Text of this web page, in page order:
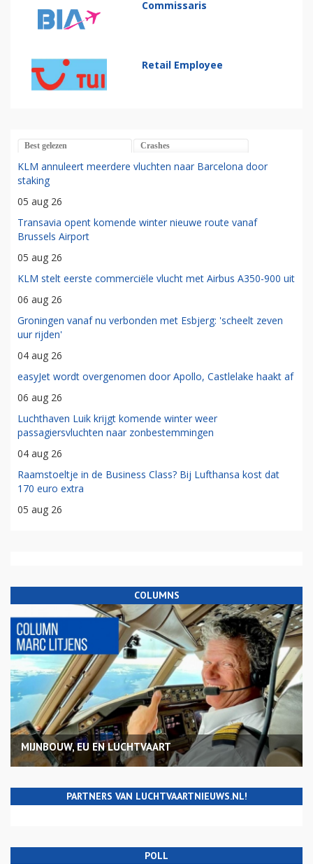
Commissaris
Retail Employee
Best gelezen Crashes
KLM annuleert meerdere vluchten naar Barcelona door
staking
05 aug 26
Transavia opent komende winter nieuwe route vanaf
Brussels Airport
05 aug 26
KLM stelt eerste commerciële vlucht met Airbus A350-900 uit
06 aug 26
Groningen vanaf nu verbonden met Esbjerg: 'scheelt zeven
uur rijden'
04 aug 26
easyJet wordt overgenomen door Apollo, Castlelake haakt af
06 aug 26
Luchthaven Luik krijgt komende winter weer
passagiersvluchten naar zonbestemmingen
04 aug 26
Raamstoeltje in de Business Class? Bij Lufthansa kost dat
170 euro extra
05 aug 26
COLUMNS
MIJNBOUW, EU EN LUCHTVAART
PARTNERS VAN LUCHTVAARTNIEUWS.NL!
POLL